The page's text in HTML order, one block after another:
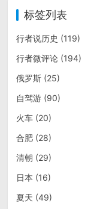
标签列表
行者说历史 (119)
行者微评论(194)
俄罗斯(25)
自驾游(90)
火车(20)
合肥(28)
清朝 (29)
日本 (16)
夏天 (49)